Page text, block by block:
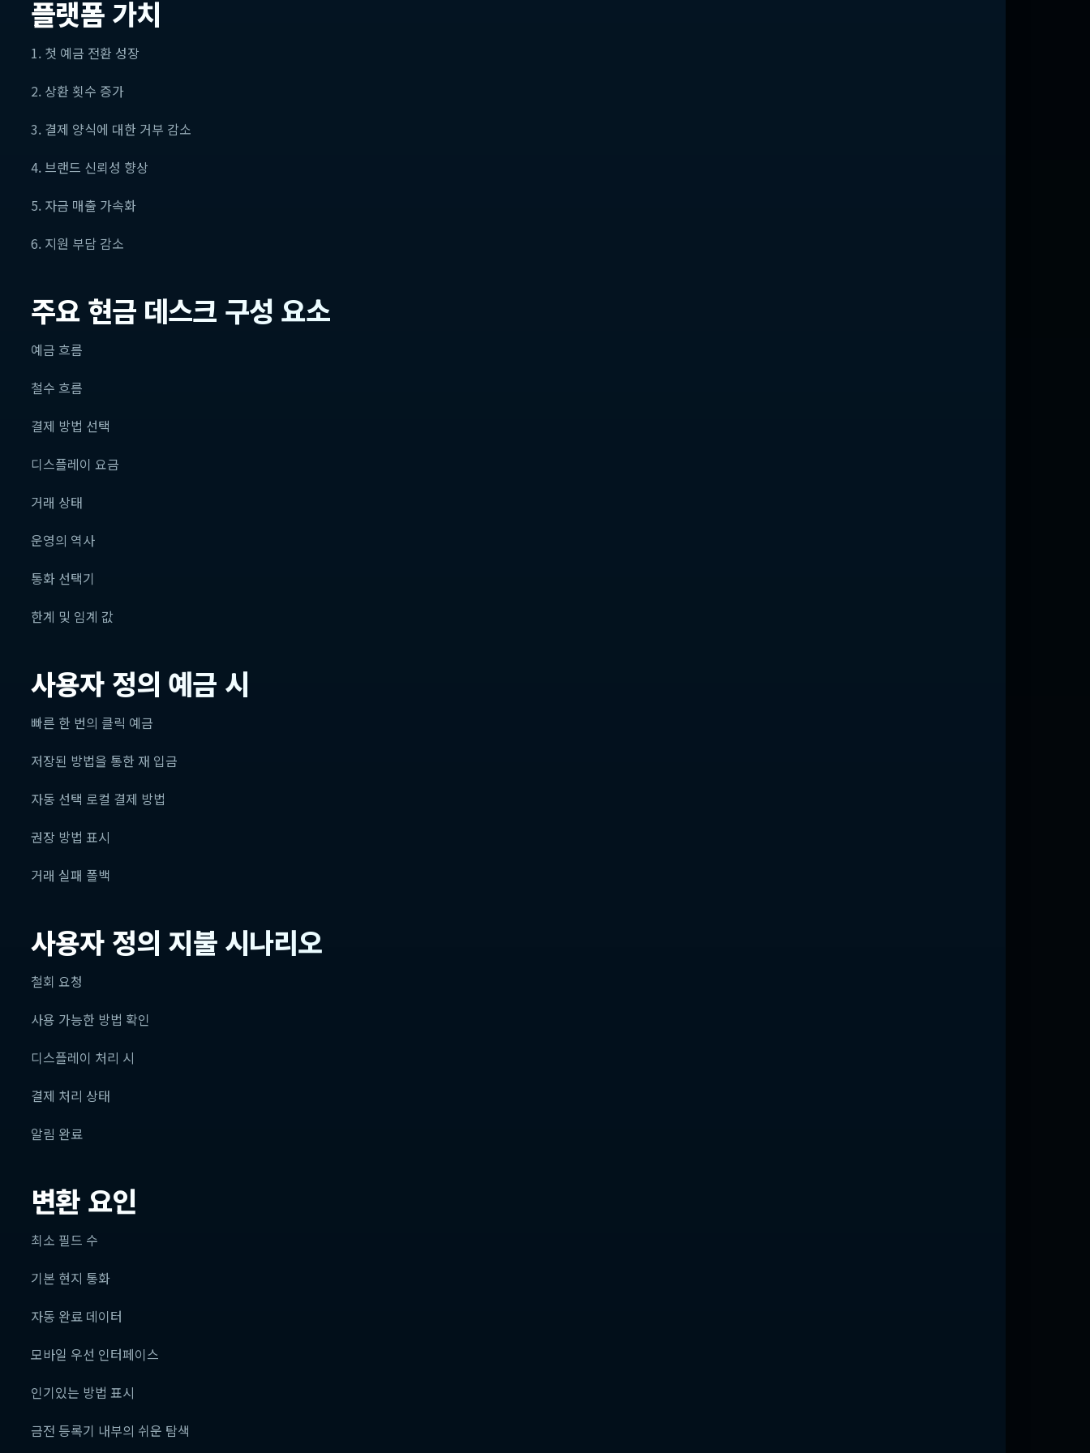
플랫폼 가치
1. 첫 예금 전환 성장
2. 상환 횟수 증가
3. 결제 양식에 대한 거부 감소
4. 브랜드 신뢰성 향상
5. 자금 매출 가속화
6. 지원 부담 감소
주요 현금 데스크 구성 요소
예금 흐름
철수 흐름
결제 방법 선택
디스플레이 요금
거래 상태
운영의 역사
통화 선택기
한계 및 임계 값
사용자 정의 예금 시
빠른 한 번의 클릭 예금
저장된 방법을 통한 재 입금
자동 선택 로컬 결제 방법
권장 방법 표시
거래 실패 폴백
사용자 정의 지불 시나리오
철회 요청
사용 가능한 방법 확인
디스플레이 처리 시
결제 처리 상태
알림 완료
변환 요인
최소 필드 수
기본 현지 통화
자동 완료 데이터
모바일 우선 인터페이스
인기있는 방법 표시
금전 등록기 내부의 쉬운 탐색